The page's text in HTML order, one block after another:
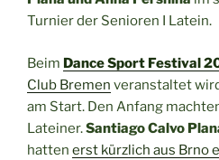
Turnier der Senioren I Latein.
Beim Dance Sport Festival
Club Bremen veranstaltet
am Start. Den Anfang
Lateiner.Santiago Calvo
hatten erst kürzlich aus Brno